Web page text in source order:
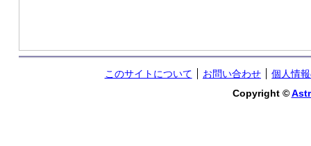
このサイトについて お問い合わせ
個人情
Copyright ©